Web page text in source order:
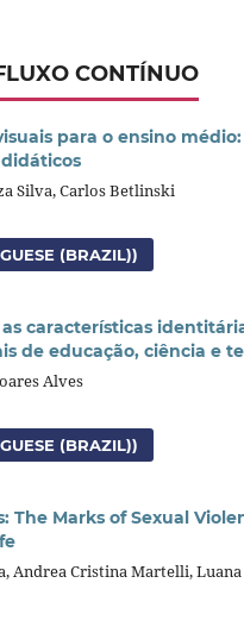
CONTÍNUO
para o ensino
Silva, Carlos Betlinski
(BRAZIL))
características
de educação, ciência e
Alves
(BRAZIL))
The Marks of Sexual
Andrea Cristina Martelli, Luana